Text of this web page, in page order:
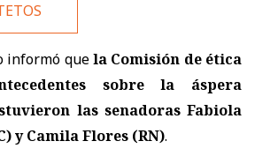
informó quela Comisión de ética
sobre la áspera
las senadoras Fabiola
y Camila Flores (RN).